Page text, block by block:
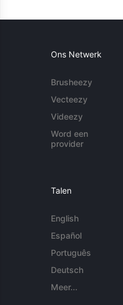
Ons Netwerk
Brusheezy
Vecteezy
Videezy
Word een
provider
Talen
English
Español
Português
Deutsch
Meer...